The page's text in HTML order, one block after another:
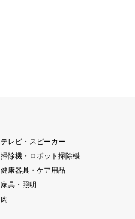
テレビ・スピーカー
掃除機・ロボット掃除機
健康器具・ケア用品
家具・照明
肉